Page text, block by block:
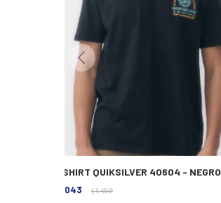
T-SHIRT QUIKSILVER 40604 - NEGRO
1.043 $ 1.490